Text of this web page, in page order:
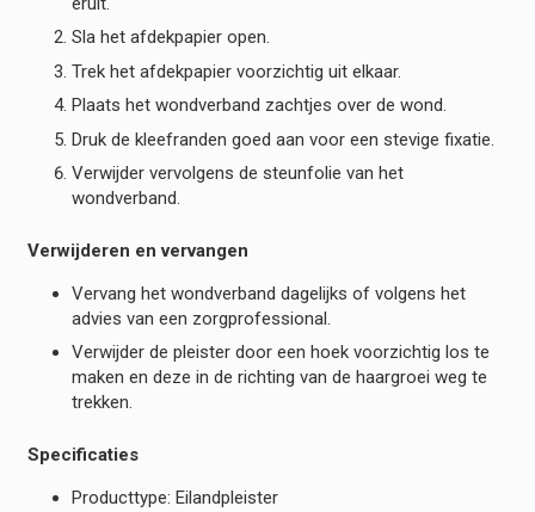
Sla het afdekpapier open.
Trek het afdekpapier voorzichtig uit elkaar.
Plaats het wondverband zachtjes over de wond.
Druk de kleefranden goed aan voor een stevige fixatie.
Verwijder vervolgens de steunfolie van het
wondverband.
Verwijderen en vervangen
Vervang het wondverband dagelijks of volgens het
advies van een zorgprofessional.
Verwijder de pleister door een hoek voorzichtig los te
maken en deze in de richting van de haargroei weg te
trekken.
Specificaties
Producttype: Eilandpleister